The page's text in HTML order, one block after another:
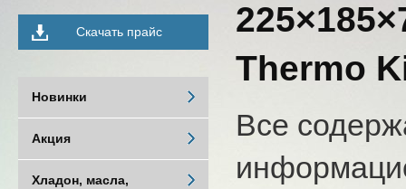
Thermo
Все
Скачать прайс
Новинки
Акция
Хладон, масла,